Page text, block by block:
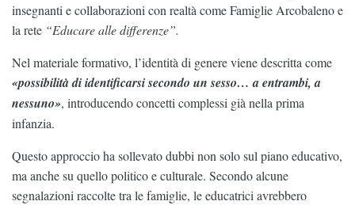
insegnanti e collaborazioni con realtà come Famiglie Arcobaleno e
la rete “Educare alle differenze”.
Nel materiale formativo, l’identità di genere viene descritta come
«possibilità di identificarsi secondo un sesso… a entrambi, a
nessuno», introducendo concetti complessi già nella prima
infanzia.
Questo approccio ha sollevato dubbi non solo sul piano educativo,
ma anche su quello politico e culturale. Secondo alcune
segnalazioni raccolte tra le famiglie, le educatrici avrebbero